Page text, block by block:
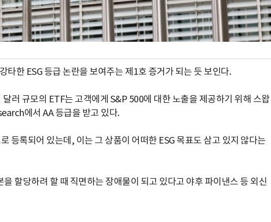
타한 ESG 등급 논란을 보여주는 제1호 증거가 되는 듯 보인다.
러 규모의 ETF는 고객에게 S&P 500에 대한 노출을 제공하기 위해 스왑
에서 AA 등급을 받고 있다.
등록되어 있는데, 이는 그 상품이 어떠한 ESG 목표도 삼고 있지 않다는
할당하려 할 때 직면하는 장애물이 되고 있다고 야후 파이낸스 등 외신